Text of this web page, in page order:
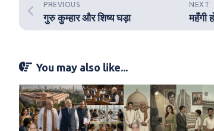
NEXT
PREVIOUS
गुरु कुम्हार और शिष्य घड़ा
You may also like...